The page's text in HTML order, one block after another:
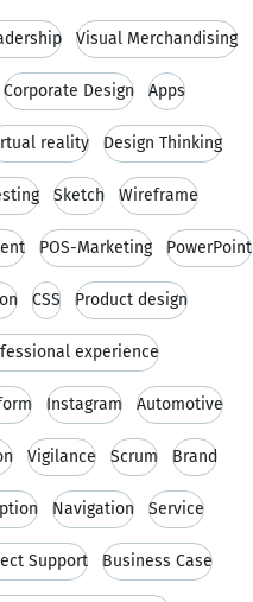
Visual Merchandising
Corporate Design Apps
reality Design Thinking
Sketch Wireframe
POS-Marketing PowerPoint
CSS Product design
experience
Instagram Automotive
Vigilance Scrum Brand
Navigation Service
Support Business Case